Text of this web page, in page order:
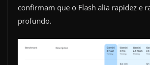
confirmam que o Flash alia rapidez e
profundo.